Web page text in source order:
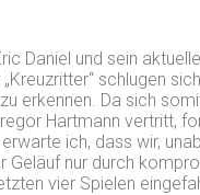
Daniel und sein
schlugen
erkennen. Da sich
Hartmann vertritt,
ich, dass wir,
nur durch
vier Spielen